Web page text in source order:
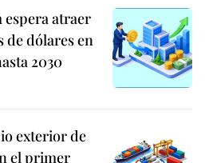
espera atraer
de dólares en
2030
exterior de
el primer